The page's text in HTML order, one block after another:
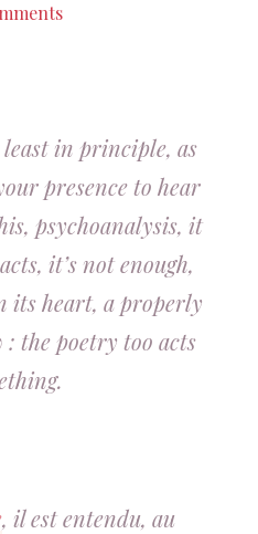
in principle, as
presence to hear
psychoanalysis, it
it’s not enough,
its heart, a properly
: the poetry too acts
, il est entendu, au